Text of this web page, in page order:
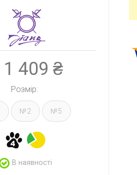
1 409 ₴
Розмір:
№2 №5
В наявності